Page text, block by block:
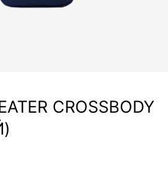
CROSSBODY